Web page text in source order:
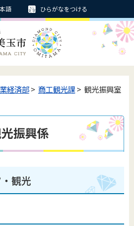
語 ひらがなをつける
経済部> 商工観光課> 観光振興室
振興係
観光